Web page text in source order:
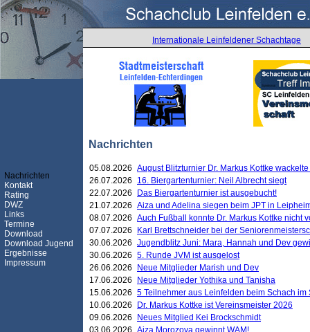
Internationale Leinfeldener Schachtage
Nachrichten
Nachrichten
Kontakt
Rating
DWZ
Links
Termine
Download
Download Jugend
Ergebnisse
Impressum
05.08.2026 August Blitzturnier Dr. Markus Kottke
26.07.2026
16. Biergartenturnier: Neil Albrecht siegt
22.07.2026
Das Biergartenturnier ist ausgebucht!
21.07.2026 Aiza und Adelina siegen beim JPT in
08.07.2026 Auch Fußball konnte Dr. Markus Kottke nicht
07.07.2026
Karl Brettschneider bei der
30.06.2026 Jugendblitz Juni: Mara, Hannah und Dev
30.06.2026 5. Runde JVM ist ausgelost
26.06.2026
Neue Mitglieder Marish und Dev
17.06.2026
Neue Mitglieder Yothika und Tanisha
15.06.2026 5 Teilnehmer aus Leinfelden beim Schach
10.06.2026
Dr. Markus Kottke ist Vereinsmeister 2026
09.06.2026
Neues Mitglied Kei Brockschmidt
03.06.2026 Aiza Morozova gewinnt WAM!